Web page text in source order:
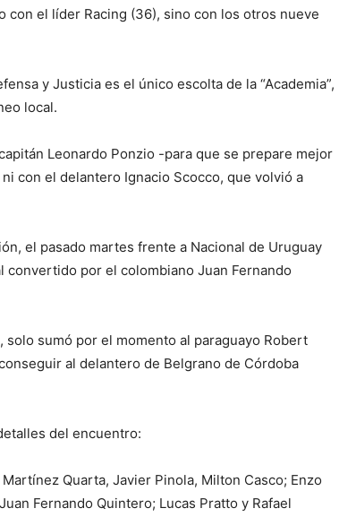
con el líder Racing (36), sino con los otros nueve
y Justicia es el único escolta de la “Academia”,
local.
Leonardo Ponzio -para que se prepare mejor
con el delantero Ignacio Scocco, que volvió a
el pasado martes frente a Nacional de Uruguay
por el colombiano Juan Fernando
sumó por el momento al paraguayo Robert
al delantero de Belgrano de Córdoba
del encuentro:
Quarta, Javier Pinola, Milton Casco; Enzo
Fernando Quintero; Lucas Pratto y Rafael